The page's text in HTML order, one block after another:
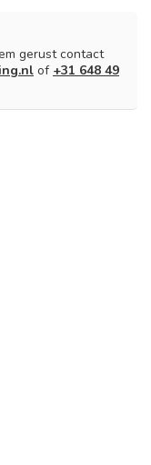
gerust contact
of +31 648 49